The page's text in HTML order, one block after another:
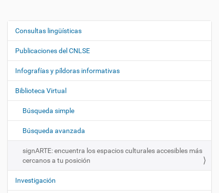
N
e
g
a
i
n
Consultas lingüísticas
Publicaciones del CNLSE
Infografías y píldoras informativas
Biblioteca Virtual
Búsqueda simple
Búsqueda avanzada
signARTE: encuentra los espacios culturales accesibles más
cercanos a tu posición
Investigación